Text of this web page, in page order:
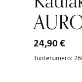
24,90€
Tuotenumero: